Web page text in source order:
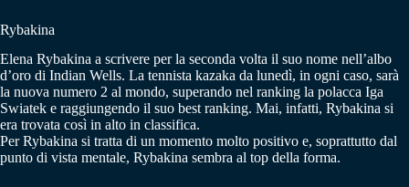
Rybakina
Elena Rybakina a scrivere per la seconda volta il suo nome nell’albo
d’oro di Indian Wells. La tennista kazaka da lunedì, in ogni caso, sarà
la nuova numero 2 al mondo, superando nel ranking la polacca Iga
Swiatek e raggiungendo il suo best ranking. Mai, infatti, Rybakina si
era trovata così in alto in classifica.
Per Rybakina si tratta di un momento molto positivo e, soprattutto dal
punto di vista mentale, Rybakina sembra al top della forma.